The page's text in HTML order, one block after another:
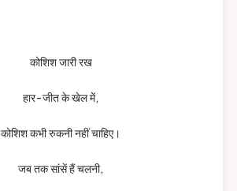
कोशिश जारी रख
हार-जीत के खेल में,
कोशिश कभी रुकनी नहीं चाहिए।
जब तक सांसें हैं चलनी,